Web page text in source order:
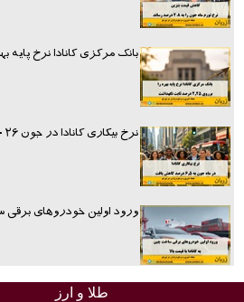
بانک مرکزی کانادا نرخ پایه
نرخ بیکاری کانادا در جون ۲۰۲۶ کاهش یافت
ورود اولین خودروهای برقی
طلا و ارز